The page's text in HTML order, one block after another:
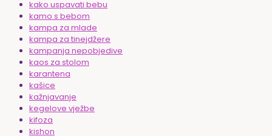
kako uspavati bebu
kamo s bebom
kampa za mlade
kampa za tinejdžere
kampanja nepobjedive
kaos za stolom
karantena
kašice
kažnjavanje
kegelove vježbe
kifoza
kishon